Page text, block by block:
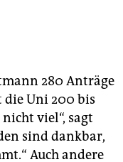
280 Anträge
die Uni 200 bis
viel“, sagt
sind dankbar,
Auch andere